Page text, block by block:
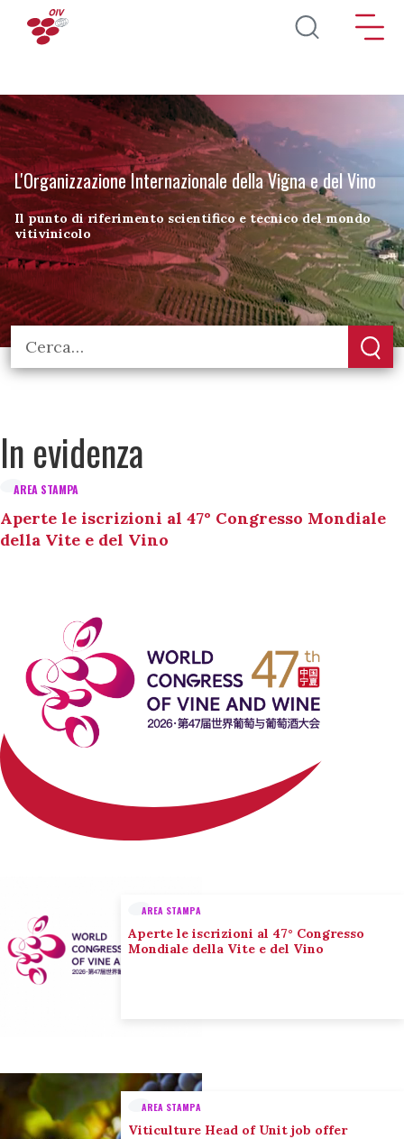
Salta al contenuto principale
L'Organizzazione Internazionale della Vigna e del Vino
Il punto di riferimento scientifico e tecnico del mondo
vitivinicolo
In evidenza
AREA STAMPA
Aperte le iscrizioni al 47° Congresso Mondiale
della Vite e del Vino
AREA STAMPA
Aperte le iscrizioni al 47° Congresso
Mondiale della Vite e del Vino
AREA STAMPA
Viticulture Head of Unit job offer